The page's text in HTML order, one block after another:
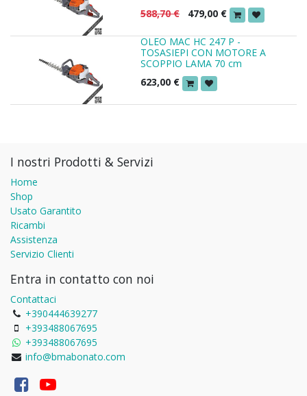
588,70€ 479,00 €
OLEO MAC HC 247 P -
TOSASIEPI CON MOTORE A
SCOPPIO LAMA 70 cm
623,00 €
I nostri Prodotti & Servizi
Home
Shop
Usato Garantito
Ricambi
Assistenza
Servizio Clienti
Entra in contatto con noi
Contattaci
+390444639277
+393488067695
+393488067695
info@bmabonato.com